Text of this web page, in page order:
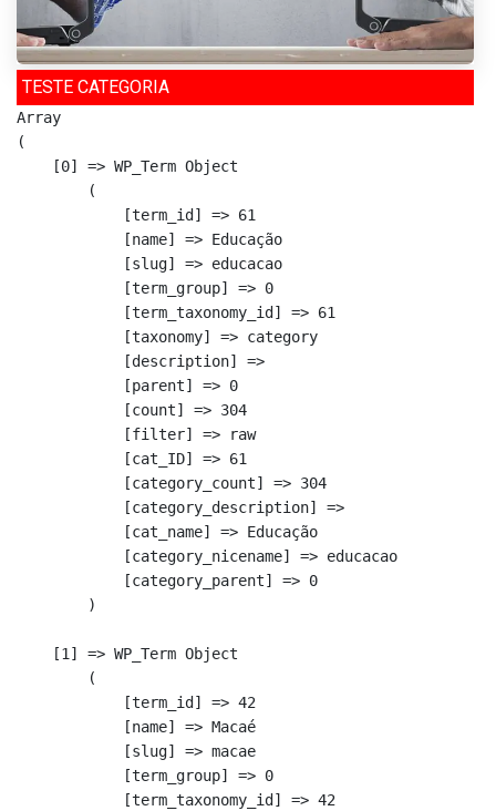
TESTE CATEGORIA
Array
(
    [0] => WP_Term Object
        (
            [term_id] => 61
            [name] => Educação
            [slug] => educacao
            [term_group] => 0
            [term_taxonomy_id] => 61
            [taxonomy] => category
            [description] =>
            [parent] => 0
            [count] => 304
            [filter] => raw
            [cat_ID] => 61
            [category_count] => 304
            [category_description] =>
            [cat_name] => Educação
            [category_nicename] => educacao
            [category_parent] => 0
        )
    [1] => WP_Term Object
        (
            [term_id] => 42
            [name] => Macaé
            [slug] => macae
            [term_group] => 0
            [term_taxonomy_id] => 42